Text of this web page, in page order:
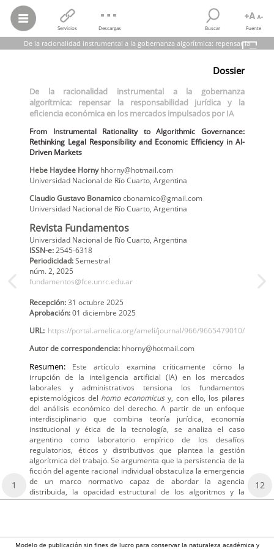
Servicios Descargas Buscar Fuente
De la racionalidad instrumental a la gobernanza algorítmica: repensar la
responsabilidad jurídica y la eficiencia económica en los mercados impulsados por IA
Hebe Haydee Horny; Claudio Gustavo Bonamico
la responsabilidad jurídica y la eficiencia económica en los mercados
impulsados por IA
From Instrumental Rationality to Algorithmic Governance: Rethinking
Legal Responsibility and Economic Efficiency in AI-Driven Markets
Revista Fundamentos, núm. 2, 2025
Universidad Nacional de Río Cuarto
Dossier
De la racionalidad instrumental a la gobernanza
algorítmica: repensar la responsabilidad jurídica y la
eficiencia económica en los mercados impulsados por IA
From Instrumental Rationality to Algorithmic Governance:
Rethinking Legal Responsibility and Economic Efficiency in AI-
Driven Markets
Hebe Haydee Horny hhorny@hotmail.com
Universidad Nacional de Río Cuarto, Argentina
Claudio Gustavo Bonamicocbonamico@gmail.com
Universidad Nacional de Río Cuarto, Argentina
Revista Fundamentos
Universidad Nacional de Río Cuarto, Argentina
ISSN-e:2545-6318
Periodicidad:Semestral
núm. 2, 2025
fundamentos@fce.unrc.edu.ar
Recepción:
31 octubre 2025
Aprobación:
01 diciembre 2025
URL: https://portal.amelica.org/ameli/journal/966/9665479010/
Autor de correspondencia: hhorny@hotmail.com
Resumen: Este artículo examina críticamente cómo la
irrupción de la inteligencia artificial (IA) en los mercados
laborales y administrativos tensiona los fundamentos
epistemológicos del homo economicusy, con ello, los pilares
del análisis económico del derecho. A partir de un enfoque
interdisciplinario que combina teoría jurídica, economía
institucional y ética de la tecnología, se analiza el caso
argentino como laboratorio empírico de los desafíos
regulatorios, éticos y distributivos que plantea la gestión
algorítmica del trabajo. Se argumenta que la persistencia de la
ficción del agente racional individual obstaculiza la emergencia
de un marco normativo capaz de abordar la agencia
distribuida, la opacidad estructural de los algoritmos y la
1 12
Modelo de publicación sin fines de lucro para conservar la naturaleza académica y